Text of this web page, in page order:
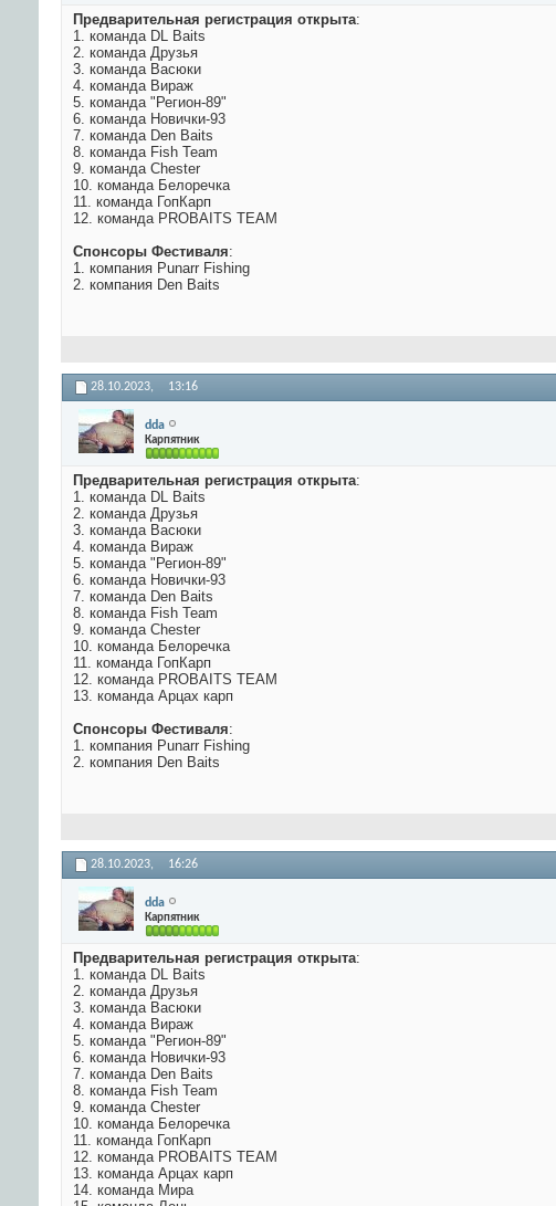
Предварительная регистрация открыта:
1. команда DL Baits
2. команда Друзья
3. команда Васюки
4. команда Вираж
5. команда "Регион-89"
6. команда Новички-93
7. команда Den Baits
8. команда Fish Team
9. команда Chester
10. команда Белоречка
11. команда ГопКарп
12. команда PROBAITS TEAM
Спонсоры Фестиваля:
1. компания Punarr Fishing
2. компания Den Baits
28.10.2023, 13:16
dda
Карпятник
Предварительная регистрация открыта:
1. команда DL Baits
2. команда Друзья
3. команда Васюки
4. команда Вираж
5. команда "Регион-89"
6. команда Новички-93
7. команда Den Baits
8. команда Fish Team
9. команда Chester
10. команда Белоречка
11. команда ГопКарп
12. команда PROBAITS TEAM
13. команда Арцах карп
Спонсоры Фестиваля:
1. компания Punarr Fishing
2. компания Den Baits
28.10.2023, 16:26
dda
Карпятник
Предварительная регистрация открыта:
1. команда DL Baits
2. команда Друзья
3. команда Васюки
4. команда Вираж
5. команда "Регион-89"
6. команда Новички-93
7. команда Den Baits
8. команда Fish Team
9. команда Chester
10. команда Белоречка
11. команда ГопКарп
12. команда PROBAITS TEAM
13. команда Арцах карп
14. команда Мира